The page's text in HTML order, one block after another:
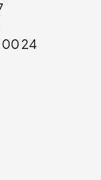
00 24